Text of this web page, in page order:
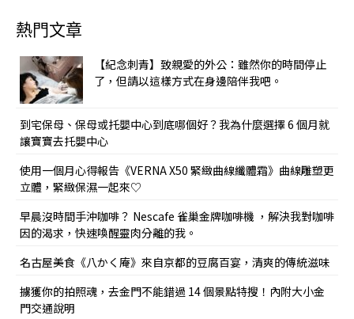
熱門文章
【紀念刺青】致親愛的外公：雖然你的時間停止
了，但請以這樣方式在身邊陪伴我吧。
到宅保母、保母或托嬰中心到底哪個好？我為什麼選擇 6 個月就
讓寶寶去托嬰中心
使用一個月心得報告《VERNA X50 緊緻曲線纖體霜》曲線雕塑更
立體，緊緻保濕一起來♡
早晨沒時間手沖咖啡？ Nescafe 雀巢金牌咖啡機 ，解決我對咖啡
因的渴求，快速喚醒靈肉分離的我。
名古屋美食《八かく庵》來自京都的豆腐百宴，清爽的傳統滋味
擄獲你的拍照魂，去金門不能錯過 14 個景點特搜！內附大小金
門交通說明